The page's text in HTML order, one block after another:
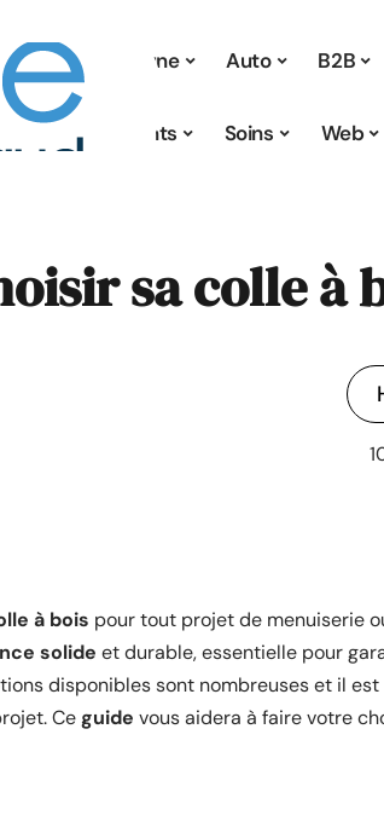
À la une Auto B2B
Parents Soins Web
sa colle à
à bois pour tout projet de menuiserie
solide et durable, essentielle pour
disponibles sont nombreuses et il
Ceguide vous aidera à faire votre